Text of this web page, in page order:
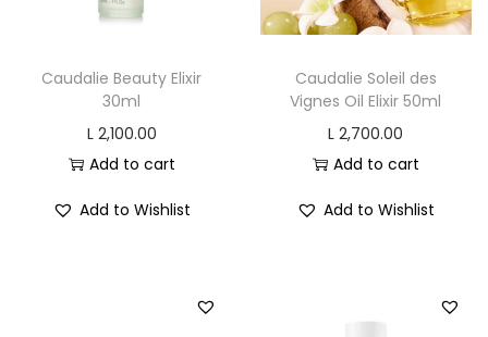
Caudalie Beauty Elixir
30ml
L2,100.00
Add to cart
Add to Wishlist
Caudalie Soleil des
Vignes Oil Elixir 50ml
L 2,700.00
Add to cart
Add to Wishlist